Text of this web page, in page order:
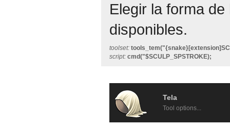
Elegir la forma
disponibles.
toolset:
script: cmd("$SCULP_SPSTROKE);
Tela
Tool options...